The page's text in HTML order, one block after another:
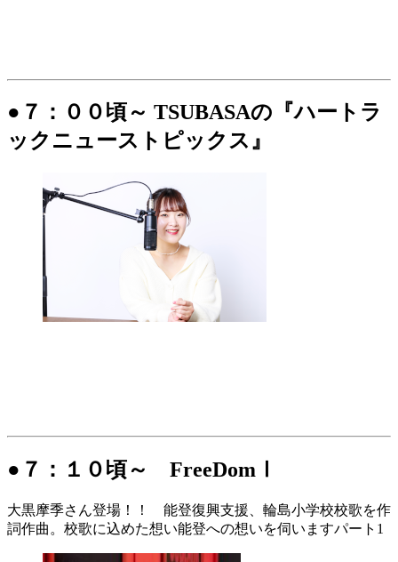
●７：００頃～ TSUBASAの『ハートラ
ックニューストピックス』
●７：１０頃～ FreeDomⅠ
大黒摩季さん登場！！ 能登復興支援、輪島小学校校歌を作
詞作曲。校歌に込めた想い能登への想いを伺いますパート1